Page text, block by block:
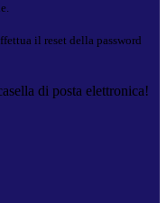
il reset della password
di posta elettronica!